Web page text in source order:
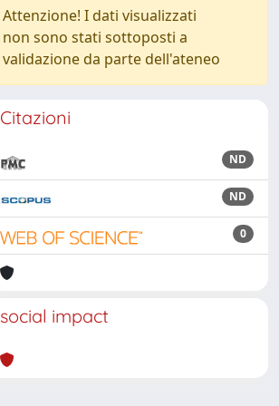
Attenzione! I dati visualizzati
non sono stati sottoposti a
validazione da parte dell'ateneo
Citazioni
ND
ND
0
social impact